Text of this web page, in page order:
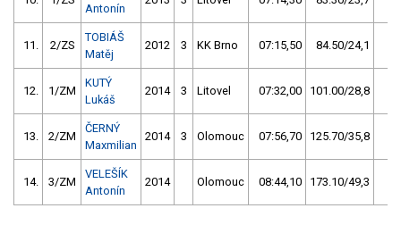
Antonín
11. 2/ZS
TOBIÁŠ
Matěj
2012 3 KK Brno 07:15,50 84.50/24,1
12. 1/ZM
KUTÝ
Lukáš
2014 3 Litovel 07:32,00 101.00/28,8
13. 2/ZM
ČERNÝ
Maxmilian
2014 3 Olomouc 07:56,70 125.70/35,8
14. 3/ZM
VELEŠÍK
Antonín
2014 Olomouc 08:44,10 173.10/49,3